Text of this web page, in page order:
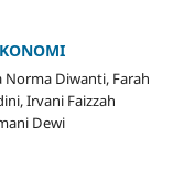
Norma Diwanti, Farah
Irvani Faizzah
Dewi